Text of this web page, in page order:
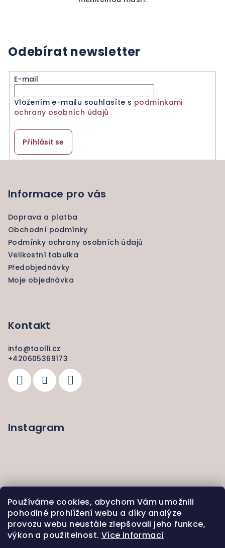
Používáme cookies, abychom Vám umožnili
pohodlné prohlížení webu a díky analýze
provozu webu neustále zlepšovali jeho funkce,
výkon a použitelnost. Více informací
Odebírat newsletter
E-mail
Vložením e-mailu souhlasíte s podmínkami
ochrany osobních údajů
Přihlásit se
Informace pro vás
Doprava a platba
Obchodní podmínky
Podmínky ochrany osobních údajů
Velikostní tabulka
Předobjednávky
Moje objednávka
Kontakt
info@taolli.cz
+420605369173
Instagram